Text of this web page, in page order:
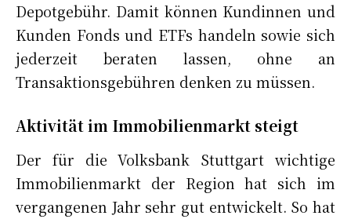
Depotgebühr. Damit können Kundinnen und
Kunden Fonds und ETFs handeln sowie sich
jederzeit beraten lassen, ohne an
Transaktionsgebühren denken zu müssen.
Aktivität im Immobilienmarkt steigt
Der für die Volksbank Stuttgart wichtige
Immobilienmarkt der Region hat sich im
vergangenen Jahr sehr gut entwickelt. So hat